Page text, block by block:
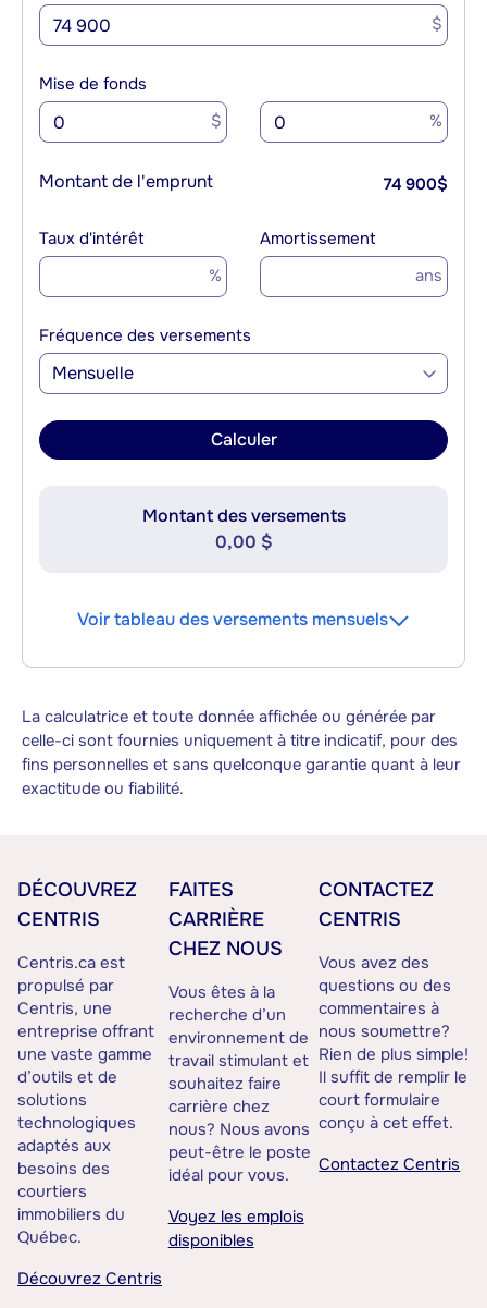
$
Mise de fonds
$ %
Montant de l'emprunt 74 900$
Taux d'intérêt
%
Amortissement
ans
Fréquence des versements
Mensuelle
Calculer
Montant des versements
0,00 $
Voir tableau des versements mensuels
La calculatrice et toute donnée affichée ou générée par
celle-ci sont fournies uniquement à titre indicatif, pour des
fins personnelles et sans quelconque garantie quant à leur
exactitude ou fiabilité.
DÉCOUVREZ
CENTRIS
Centris.ca est
propulsé par
Centris, une
entreprise offrant
une vaste gamme
d’outils et de
solutions
technologiques
adaptés aux
besoins des
courtiers
immobiliers du
Québec.
Découvrez Centris
FAITES
CARRIÈRE
CHEZ NOUS
Vous êtes à la
recherche d’un
environnement de
travail stimulant et
souhaitez faire
carrière chez
nous? Nous avons
peut-être le poste
idéal pour vous.
Voyez les emplois
disponibles
CONTACTEZ
CENTRIS
Vous avez des
questions ou des
commentaires à
nous soumettre?
Rien de plus simple!
Il suffit de remplir le
court formulaire
conçu à cet effet.
Contactez Centris